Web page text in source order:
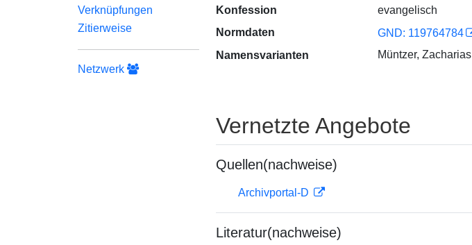
Verknüpfungen
Zitierweise
Netzwerk
Konfession
evangelisch
Normdaten
GND: 119764784
Namensvarianten
Müntzer, Zacharias
Vernetzte Angebote
Quellen(nachweise)
Archivportal-D
Literatur(nachweise)